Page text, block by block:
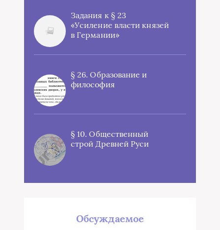
Задания к § 23
«Усиление власти князей
в Германии»
§ 26. Образование и
философия
§ 10. Общественный
строй Древней Руси
Обсуждаемое